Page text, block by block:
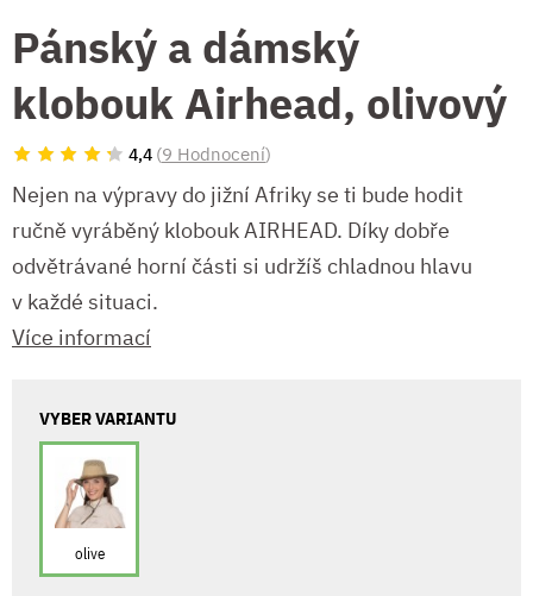
Pánský a dámský
klobouk Airhead, olivový
4,4 (9 Hodnocení)
Nejen na výpravy do jižní Afriky se ti bude hodit
ručně vyráběný klobouk AIRHEAD. Díky dobře
odvětrávané horní části si udržíš chladnou hlavu
v každé situaci.
Více informací
VYBER VARIANTU
olive